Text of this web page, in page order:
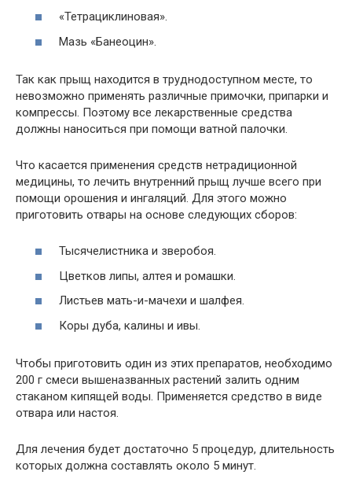
«Тетрациклиновая».
Мазь «Банеоцин».
Так как прыщ находится в труднодоступном месте, то
невозможно применять различные примочки, припарки и
компрессы. Поэтому все лекарственные средства
должны наноситься при помощи ватной палочки.
Что касается применения средств нетрадиционной
медицины, то лечить внутренний прыщ лучше всего при
помощи орошения и ингаляций. Для этого можно
приготовить отвары на основе следующих сборов:
Тысячелистника и зверобоя.
Цветков липы, алтея и ромашки.
Листьев мать-и-мачехи и шалфея.
Коры дуба, калины и ивы.
Чтобы приготовить один из этих препаратов, необходимо
200 г смеси вышеназванных растений залить одним
стаканом кипящей воды. Применяется средство в виде
отвара или настоя.
Для лечения будет достаточно 5 процедур, длительность
которых должна составлять около 5 минут.